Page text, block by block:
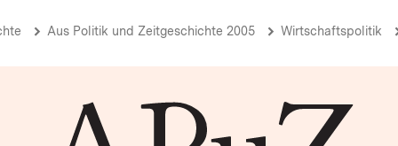
Aus Politik und Zeitgeschichte 2005 Wirtschaftspolitik